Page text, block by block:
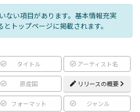
ない項目があります。基本情報充実
トップページに掲載されます。
タイトル アーティスト名
原産国 リリースの概要
フォーマット ジャンル